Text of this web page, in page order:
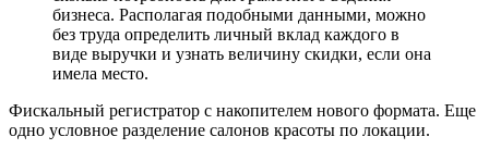
бизнеса. Располагая подобными данными, можно
без труда определить личный вклад каждого в
виде выручки и узнать величину скидки, если она
имела место.
Фискальный регистратор с накопителем нового формата. Еще
одно условное разделение салонов красоты по локации.